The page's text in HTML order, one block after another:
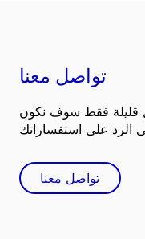
تواصل معنا
قليلة فقط سوف نكون
تواصل معنا